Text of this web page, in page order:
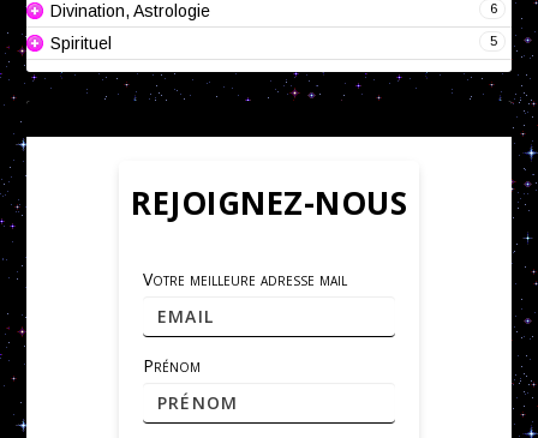
6
Divination, Astrologie
5
Spirituel
REJOIGNEZ-NOUS
Votre meilleure adresse mail
Prénom